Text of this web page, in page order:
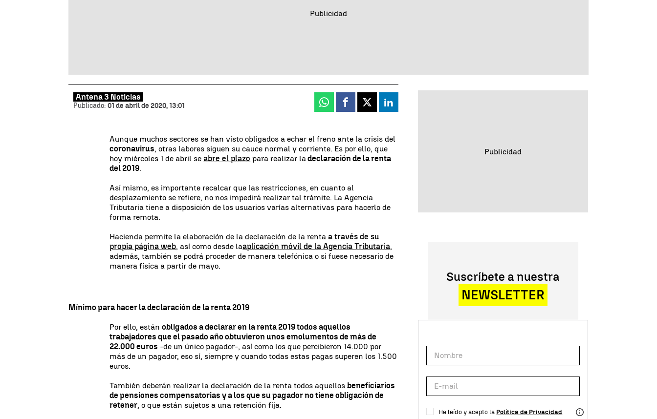
Antena 3 Noticias
Publicado: 01 de abril de 2020, 13:01 Whatsapp
Facebook
X Linkedin
Aunque muchos sectores se han visto obligados a echar el freno ante la crisis del
coronavirus, otras labores siguen su cauce normal y corriente. Es por ello, que
hoy miércoles 1 de abril seabre el plazo para realizar la declaración de la renta
del 2019.
Así mismo, es importante recalcar que las restricciones, en cuanto al
desplazamiento se refiere, no nos impedirá realizar tal trámite. La Agencia
Tributaria tiene a disposición de los usuarios varías alternativas para hacerlo de
forma remota.
Hacienda permite la elaboración de la declaración de la rentaa través de su
propia página web, así como desde laaplicación móvil de la Agencia Tributaria,
además, también se podrá proceder de manera telefónica o si fuese necesario de
manera física a partir de mayo.
Mínimo para hacer la declaración de la renta 2019
Por ello, estánobligados a declarar en la renta 2019 todos aquellos
trabajadores que el pasado año obtuvieron unos emolumentos de más de
22.000 euros -de un único pagador-, así como los que percibieron 14.000 por
más de un pagador, eso sí, siempre y cuando todas estas pagas superen los 1.500
euros.
También deberán realizar la declaración de la renta todos aquellosbeneficiarios
de pensiones compensatorias y a los que su pagador no tiene obligación de
retener, o que están sujetos a una retención fija.
Suscríbete a nuestra
NEWSLETTER
He leído y acepto la Política de Privacidad